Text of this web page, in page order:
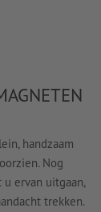
handzaam
Nog
ervan uitgaan,
trekken.